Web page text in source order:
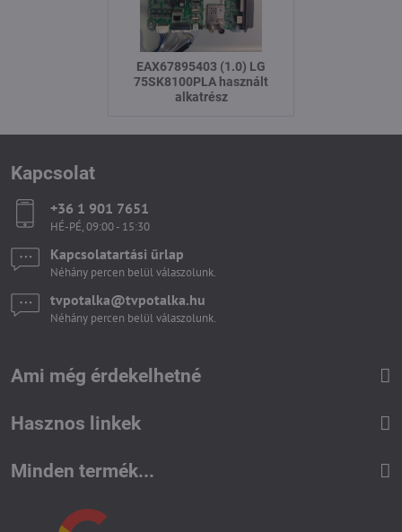
EAX67895403 (1.0) LG
75SK8100PLA használt
alkatrész
Kapcsolat
+36 1 901 7651
HÉ-PÉ, 09:00 - 15:30
Kapcsolatartási űrlap
Néhány percen belül válaszolunk.
tvpotalka​@tvpotalka​.hu
Néhány percen belül válaszolunk.
Ami még érdekelhetné
Hasznos linkek
Minden termék...